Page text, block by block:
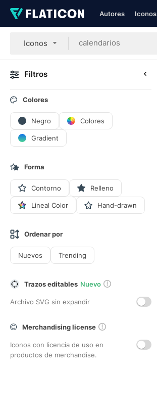
Autores Iconos
Iconos
Filtros
Colores
Negro Colores
Gradient
Forma
Contorno Relleno
Lineal Color Hand-drawn
Ordenar por
Nuevos Trending
Trazos editables Nuevo
Archivo SVG sin expandir
Merchandising license
Iconos con licencia de uso en
productos de merchandise.